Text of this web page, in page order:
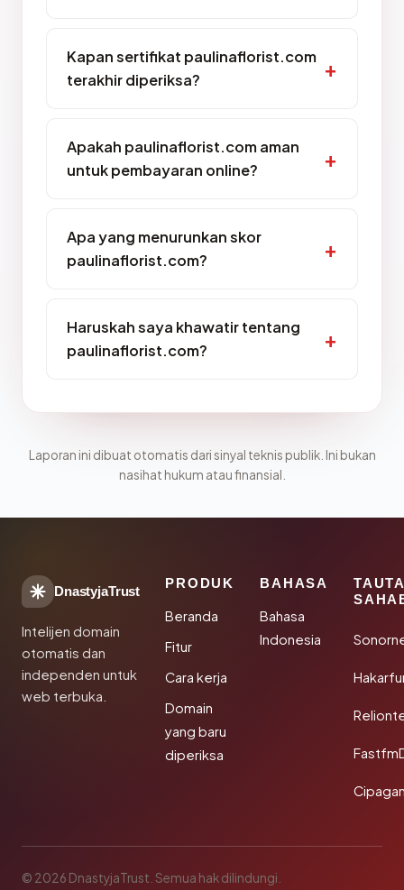
Kapan sertifikat paulinaflorist.com
terakhir diperiksa?
Apakah paulinaflorist.com aman
untuk pembayaran online?
Apa yang menurunkan skor
paulinaflorist.com?
Haruskah saya khawatir tentang
paulinaflorist.com?
Laporan ini dibuat otomatis dari sinyal teknis publik. Ini bukan
nasihat hukum atau finansial.
DnastyjaTrust
Intelijen domain
otomatis dan
independen untuk
web terbuka.
PRODUK
Beranda
Fitur
Cara kerja
Domain
yang baru
diperiksa
BAHASA
Bahasa
Indonesia
© 2026 DnastyjaTrust. Semua hak dilindungi.